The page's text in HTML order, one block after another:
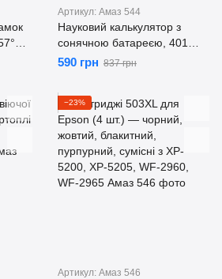
Артикул: Амаз 544
Науковий калькулятор з
сонячною батареєю, 401
функція, 2-рядковий РК-
іспитів та бізнесу
590 грн 837 грн
−23%
Артикул: Амаз 546